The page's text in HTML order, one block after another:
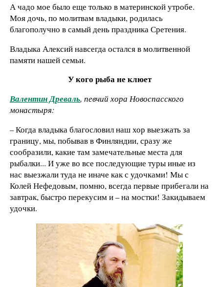
А чадо мое было еще только в материнской утробе.
Моя дочь, по молитвам владыки, родилась
благополучно в самый день праздника Сретения.
Владыка Алексий навсегда остался в молитвенной
памяти нашей семьи.
У кого рыба не клюет
Валентин Древаль, певчий хора Новоспасского
монастыря:
– Когда владыка благословил наш хор выезжать за
границу, мы, побывав в Финляндии, сразу же
сообразили, какие там замечательные места для
рыбалки... И уже во все последующие туры иные из
нас выезжали туда не иначе как с удочками! Мы с
Колей Нефедовым, помню, всегда первые прибегали на
завтрак, быстро перекусим и – на мостки! Закидываем
удочки.